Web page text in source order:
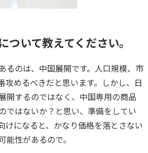
ついて教えてください。
るのは、中国展開です。人口規模、市
攻めるべきだと思います。しかし、日
開するのではなく、中国専用の商品
ではないか？と思い、準備をしてい
けになると、かなり価格を落とさない
能性があるので。